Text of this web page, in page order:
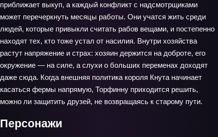
приближает выкуп, а каждый конфликт с надсмотрщиками
может перечеркнуть месяцы работы. Они учатся жить среди
людей, которые привыкли считать рабов вещами, и постепенно
находят тех, кто тоже устал от насилия. Внутри хозяйства
растут напряжение и страх: хозяин держится на доброте, его
окружение — на силе, а слухи о больших переменах доходят
даже сюда. Когда внешняя политика короля Кнута начинает
касаться фермы напрямую, Торфинну приходится решить,
можно ли защитить друзей, не возвращаясь к старому пути.
Персонажи